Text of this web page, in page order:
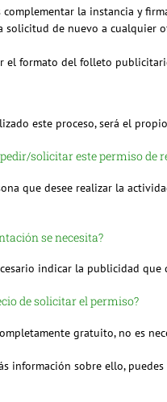
complementar la instancia y
solicitud de nuevo a cualquier
el formato del folleto
este proceso, será el
pedir/solicitar este permiso de
que desee realizar la
se necesita?
indicar la publicidad que
de solicitar el permiso?
gratuito, no es
información sobre ello,